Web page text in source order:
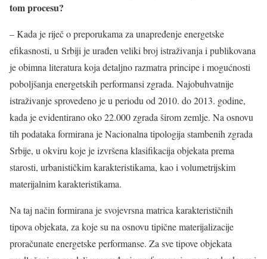
tom procesu?
– Kada je riječ o preporukama za unapređenje energetske
efikasnosti, u Srbiji je urađen veliki broj istraživanja i publikovana
je obimna literatura koja detaljno razmatra principe i mogućnosti
poboljšanja energetskih performansi zgrada. Najobuhvatnije
istraživanje sprovedeno je u periodu od 2010. do 2013. godine,
kada je evidentirano oko 22.000 zgrada širom zemlje. Na osnovu
tih podataka formirana je Nacionalna tipologija stambenih zgrada
Srbije, u okviru koje je izvršena klasifikacija objekata prema
starosti, urbanističkim karakteristikama, kao i volumetrijskim
materijalnim karakteristikama.
Na taj način formirana je svojevrsna matrica karakterističnih
tipova objekata, za koje su na osnovu tipične materijalizacije
proračunate energetske performanse. Za sve tipove objekata